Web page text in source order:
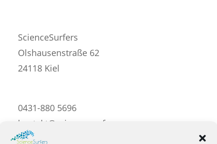
ScienceSurfers
Olshausenstraße 62
24118 Kiel
0431-880 5696
kontakt@science-surfers.com